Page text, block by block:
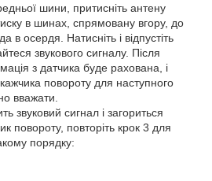
шини, притисніть антену
в шинах, спрямовану вгору, до
в осердя. Натисніть і відпустіть
звукового сигналу. Після
з датчика буде рахована, і
повороту для наступного
вважати.
звуковий сигнал і загориться
повороту, повторіть крок 3 для
порядку: